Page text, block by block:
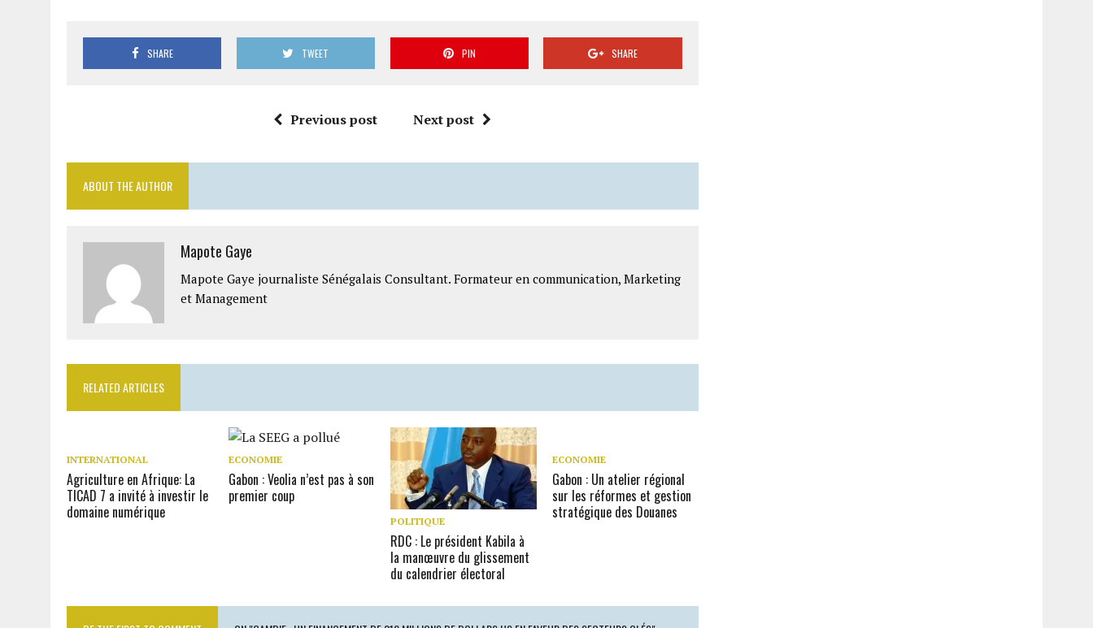
SHARE TWEET PIN SHARE
Previous post Next post
ABOUT THE AUTHOR
Mapote Gaye
Mapote Gaye journaliste Sénégalais Consultant. Formateur en communication, Marketing
et Management
RELATED ARTICLES
INTERNATIONAL
Agriculture en Afrique: La
TICAD 7 a invité à investir le
domaine numérique
ECONOMIE
Gabon : Veolia n’est pas à son
premier coup
POLITIQUE
RDC : Le président Kabila à
la manœuvre du glissement
du calendrier électoral
ECONOMIE
Gabon : Un atelier régional
sur les réformes et gestion
stratégique des Douanes